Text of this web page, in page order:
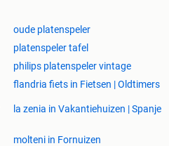
oude platenspeler
platenspeler tafel
philips platenspeler vintage
flandria fiets in Fietsen | Oldtimers
la zenia in Vakantiehuizen | Spanje
molteni in Fornuizen